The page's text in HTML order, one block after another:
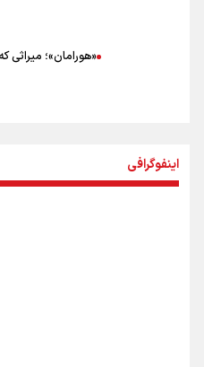
«هورامان»؛ میراثی
اینفوگرافی